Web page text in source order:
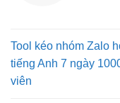
Tool kéo nhóm Zalo
tiếng Anh 7 ngày
viên